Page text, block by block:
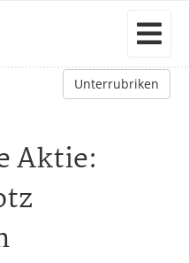
Unterrubriken
Aktie: